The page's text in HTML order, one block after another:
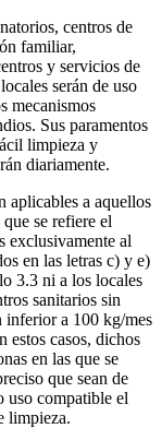
centros de
familiar,
y servicios de
serán de uso
mecanismos
Sus paramentos
limpieza y
diariamente.
aplicables a aquellos
se refiere el
exclusivamente al
en las letras c) y e)
3.3 ni a los locales
sanitarios sin
a 100 kg/mes
estos casos, dichos
en las que se
que sean de
uso compatible el
limpieza.